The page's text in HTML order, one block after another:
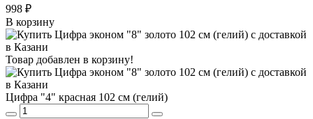
998 ₽
В корзину
Товар добавлен в корзину!
Цифра "4" красная 102 см (гелий)